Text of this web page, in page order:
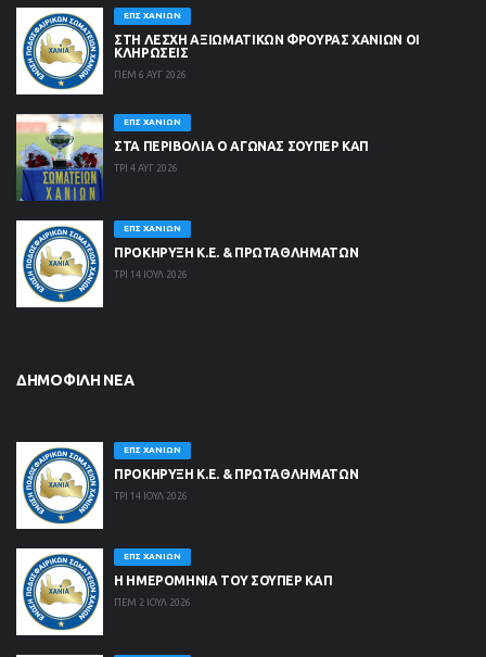
ΕΠΣ ΧΑΝΊΩΝ
ΣΤΗ ΛΈΣΧΗ ΑΞΙΩΜΑΤΙΚΏΝ ΦΡΟΥΡΆΣ ΧΑΝΊΩΝ ΟΙ
ΚΛΗΡΏΣΕΙΣ
ΠΕΜ 6 ΑΥΓ 2026
ΕΠΣ ΧΑΝΊΩΝ
ΣΤΑ ΠΕΡΙΒΟΛΙΑ Ο ΑΓΩΝΑΣ ΣΟΥΠΕΡ ΚΑΠ
ΤΡΙ 4 ΑΥΓ 2026
ΕΠΣ ΧΑΝΊΩΝ
ΠΡΟΚΗΡΥΞΗ Κ.Ε. & ΠΡΩΤΑΘΛΗΜΑΤΩΝ
ΤΡΙ 14 ΙΟΥΛ 2026
ΔΗΜΟΦΙΛΉ ΝΈΑ
ΕΠΣ ΧΑΝΊΩΝ
ΠΡΟΚΗΡΥΞΗ Κ.Ε. & ΠΡΩΤΑΘΛΗΜΑΤΩΝ
ΤΡΙ 14 ΙΟΥΛ 2026
ΕΠΣ ΧΑΝΊΩΝ
Η ΗΜΕΡΟΜΗΝΙΑ ΤΟΥ ΣΟΥΠΕΡ ΚΑΠ
ΠΕΜ 2 ΙΟΥΛ 2026